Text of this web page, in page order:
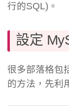
行的SQL)。
設定
很多部落格包
的方法，先利